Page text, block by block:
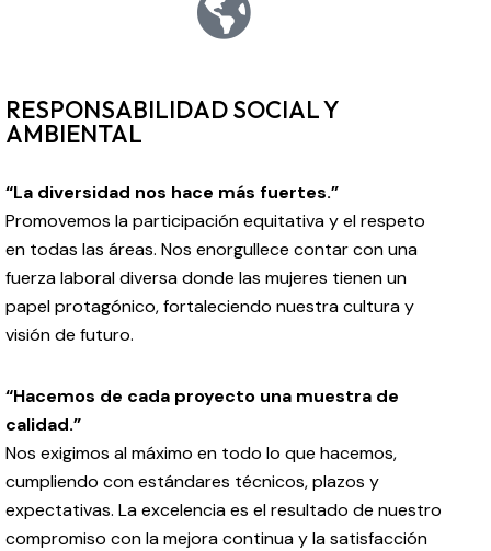
RESPONSABILIDAD SOCIAL Y
AMBIENTAL
“La diversidad nos hace más fuertes.”
Promovemos la participación equitativa y el respeto
en todas las áreas. Nos enorgullece contar con una
fuerza laboral diversa donde las mujeres tienen un
papel protagónico, fortaleciendo nuestra cultura y
visión de futuro.
“Hacemos de cada proyecto una muestra de
calidad.”
Nos exigimos al máximo en todo lo que hacemos,
cumpliendo con estándares técnicos, plazos y
expectativas. La excelencia es el resultado de nuestro
compromiso con la mejora continua y la satisfacción